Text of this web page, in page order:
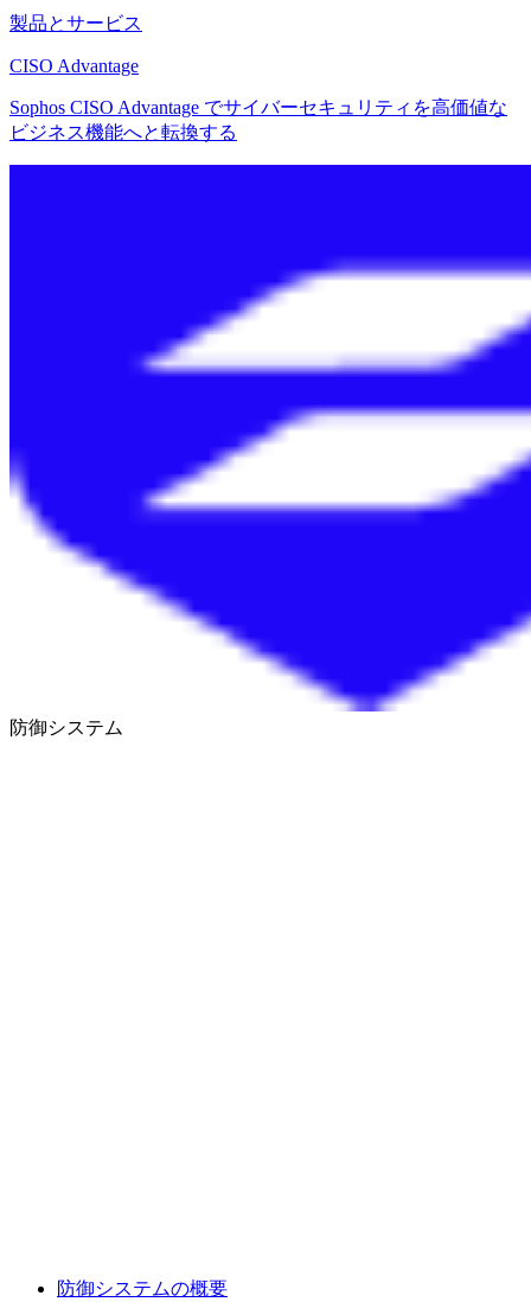
製品とサービス
CISO Advantage
Sophos CISO Advantage でサイバーセキュリティを高価値な
ビジネス機能へと転換する
防御システム
防御システムの概要